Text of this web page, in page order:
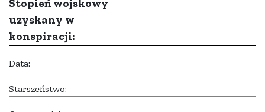
Stopień wojskowy
uzyskany w
konspiracji:
Data:
Starszeństwo: